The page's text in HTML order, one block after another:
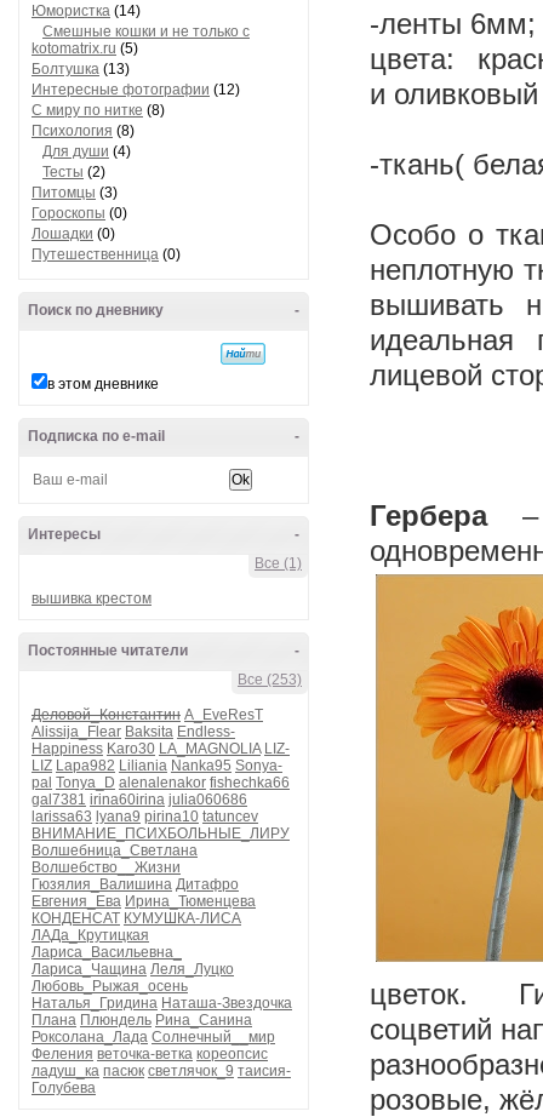
Юмористка (14)
Смешные кошки и не только с
kotomatrix.ru (5)
Болтушка (13)
Интересные фотографии (12)
С миру по нитке (8)
Психология (8)
Для души (4)
Тесты (2)
Питомцы (3)
Гороскопы (0)
Лошадки (0)
Путешественница (0)
-
Поиск по дневнику
в этом дневнике
-
Подписка по e-mail
-
Интересы
Все (1)
вышивка крестом
-
Постоянные читатели
Все (253)
Деловой_Константин A_EveResT
Alissija_Flear Baksita Endless-
Happiness Karo30 LA_MAGNOLIA LIZ-
LIZ Lapa982 Liliania Nanka95 Sonya-
pal Tonya_D alenalenakor fishechka66
gal7381 irina60irina julia060686
larissa63 lyana9 pirina10 tatuncev
ВНИМАНИЕ_ПСИХБОЛЬНЫЕ_ЛИРУ
Волшебница_Светлана
Волшебство__Жизни
Гюзялия_Валишина Дитафро
Евгения_Ева Ирина_Тюменцева
КОНДЕНСАТ КУМУШКА-ЛИСА
ЛАДа_Крутицкая
Лариса_Васильевна_
Лариса_Чащина Леля_Луцко
Любовь_Рыжая_осень
Наталья_Гридина Наташа-Звездочка
Плана Плюндель Рина_Санина
Роксолана_Лада Солнечный__мир
Феления веточка-ветка кореопсис
ладуш_ка пасюк светлячок_9 таисия-
Голубева
-ленты 6мм;
цвета:
и
-ткань(
Особо о
неплотную
вышивать
лицевой
Гербера–
цветок.
соцветий
розовые,